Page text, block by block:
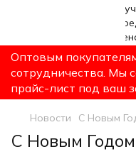
Оптовым
сотрудничества. Мы
прайс-лист под ваш
Новости С Новым
С Новым Годом